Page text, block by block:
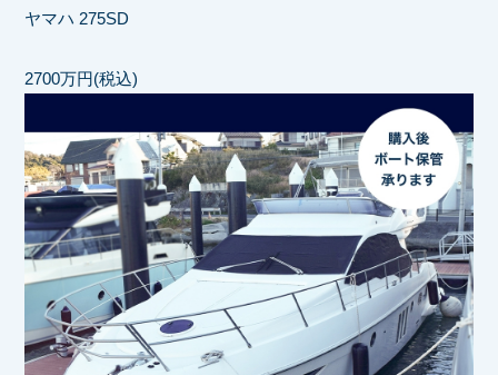
ヤマハ 275SD
2700万円(税込)